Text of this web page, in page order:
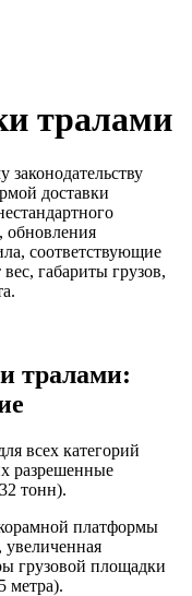
тралами
законодательству
доставки
обновления
соответствующие
габариты грузов,
тралами:
всех категорий
разрешенные
тонн).
платформы
увеличенная
грузовой площадки
метра).